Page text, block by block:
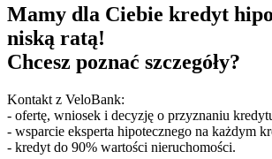
Mamy dla Ciebie kredyt
niską ratą!
Chcesz poznać szczegóły?
Kontakt z VeloBank:
- ofertę, wniosek i decyzję o przyznaniu
- wsparcie eksperta hipotecznego na każdym
- kredyt do 90% wartości nieruchomości.